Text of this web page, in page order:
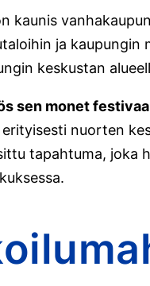
kaunis
ja
keskustan
sen monet
nuorten
tapahtuma, joka